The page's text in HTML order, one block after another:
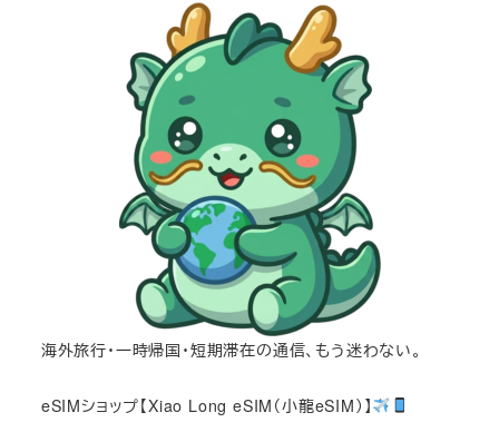
海外旅行・一時帰国・短期滞在の通信、もう迷わない。
eSIMショップ【Xiao Long eSIM（小龍eSIM）】